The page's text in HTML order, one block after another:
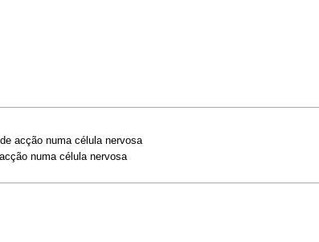
acção numa célula nervosa
numa célula nervosa